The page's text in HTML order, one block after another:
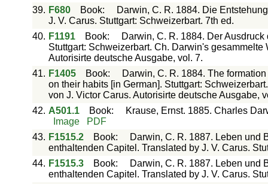
39. F680 Book:
Darwin, C. R. 1884. Die
J. V. Carus. Stuttgart: Schweizerbart. 7th ed.
40. F1191 Book:
Darwin, C. R. 1884. Der
Stuttgart: Schweizerbart. Ch. Darwin's
Autorisirte deutsche Ausgabe, vol. 7.
41. F1405 Book:
Darwin, C. R. 1884. The
on their habits [in German]. Stuttgart:
von J. Victor Carus. Autorisirte deutsche Ausgabe,
42. A501.1 Book:
Krause, Ernst. 1885. Charles
Image
PDF
43. F1515.2 Book:
Darwin, C. R. 1887. Leben und
enthaltenden Capitel. Translated by J. V. Carus.
44. F1515.3 Book:
Darwin, C. R. 1887. Leben und
enthaltenden Capitel. Translated by J. V. Carus.